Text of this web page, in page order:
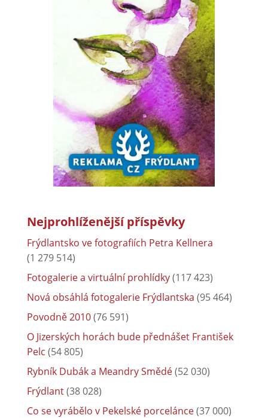
Nejprohlíženější příspěvky
Frýdlantsko ve fotografiích Petra Kellnera
(1 279 514)
Fotogalerie a virtuální prohlídky(117 423)
Nová obsáhlá fotogalerie Frýdlantska (95 464)
Povodně 2010(76 591)
O Jizerských horách bude přednášet František
Pelc (54 805)
Rybník Dubák a Meandry Smědé(52 030)
Frýdlant(38 028)
Co se vyrábělo v Pekelské porcelánce(37 000)